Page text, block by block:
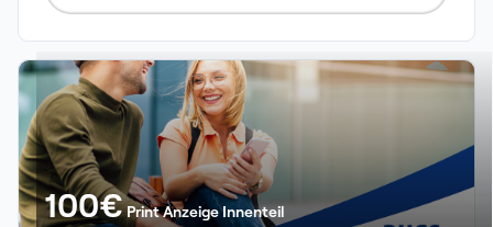
100€Print Anzeige Innenteil